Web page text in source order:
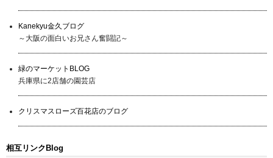
Kanekyu金久ブログ
～大阪の面白いお兄さん奮闘記～
緑のマーケットBLOG
兵庫県に2店舗の園芸店
クリスマスローズ百花店のブログ
相互リンクBlog